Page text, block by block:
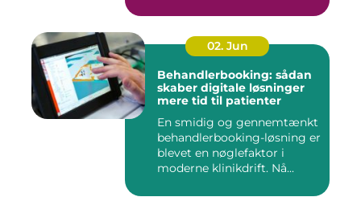
02. Jun
Behandlerbooking: sådan
skaber digitale løsninger
mere tid til patienter
En smidig og gennemtænkt
behandlerbooking-løsning er
blevet en nøglefaktor i
moderne klinikdrift. Nå...